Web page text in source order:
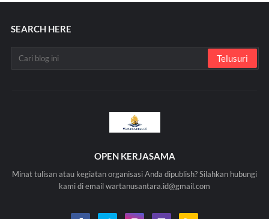
SEARCH HERE
OPEN KERJASAMA
Minat tulisan atau kegiatan organisasi Anda dipublish? Silahkan hubungi
kami di email wartanusantara.id@gmail.com